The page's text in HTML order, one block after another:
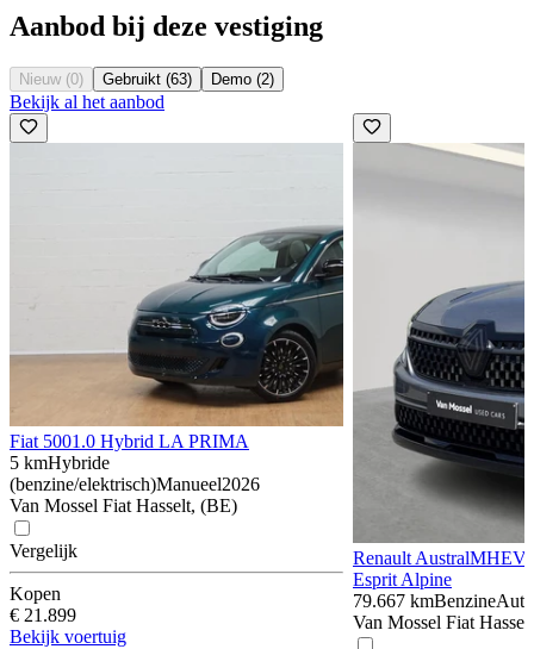
Aanbod bij deze vestiging
Nieuw (0) Gebruikt (63) Demo (2)
Bekijk al het aanbod
Fiat 5001.0 Hybrid LA PRIMA
5 kmHybride
(benzine/elektrisch)Manueel2026
Van Mossel Fiat Hasselt, (BE)
Vergelijk
Kopen
€ 21.899
Bekijk voertuig
Renault AustralMHEV
Esprit Alpine
79.667 kmBenzine
Van Mossel Fiat